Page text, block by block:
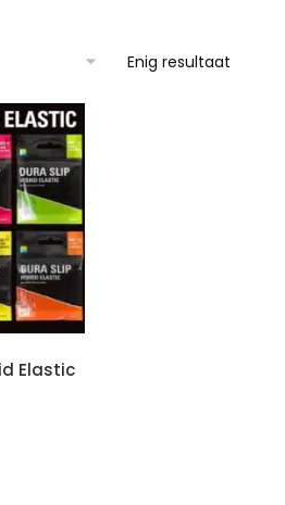
Enig resultaat
Elastic